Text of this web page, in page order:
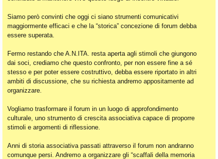
Siamo però convinti che oggi ci siano strumenti comunicativi
maggiormente efficaci e che la “storica” concezione di forum debba
essere superata.
Fermo restando che A.N.ITA. resta aperta agli stimoli che giungono
dai soci, crediamo che questo confronto, per non essere fine a sé
stesso e per poter essere costruttivo, debba essere riportato in altri
ambiti di discussione, che su richiesta andremo appositamente ad
organizzare.
Vogliamo trasformare il forum in un luogo di approfondimento
culturale, uno strumento di crescita associativa capace di proporre
stimoli e argomenti di riflessione.
Anni di storia associativa passati attraverso il forum non andranno
comunque persi. Andremo a organizzare gli “scaffali della memoria